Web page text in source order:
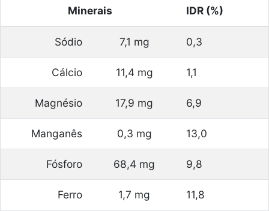
Minerais IDR (%)
Sódio 7,1 mg 0,3
Cálcio 11,4 mg 1,1
Magnésio 17,9 mg 6,9
Manganês 0,3 mg 13,0
Fósforo 68,4 mg 9,8
Ferro 1,7 mg 11,8